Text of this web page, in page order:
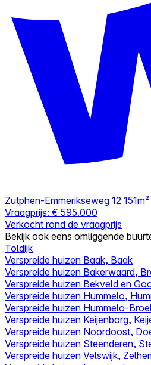
Zutphen-Emmerikseweg 12
Vraagprijs: € 595.000
Verkocht rond de vraagprijs
Bekijk ook eens omliggende
Toldijk
Verspreide huizen Baak, Baak
Verspreide huizen Bakerwaard,
Verspreide huizen Bekveld en
Verspreide huizen Hummelo,
Verspreide huizen Hummelo-
Verspreide huizen Keijenborg,
Verspreide huizen Noordoost,
Verspreide huizen Steenderen,
Verspreide huizen Velswijk,